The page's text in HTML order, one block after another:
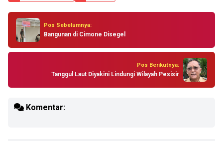
Pos Sebelumnya:
Bangunan di Cimone Disegel
Pos Berikutnya:
Tanggul Laut Diyakini Lindungi Wilayah Pesisir
Komentar: